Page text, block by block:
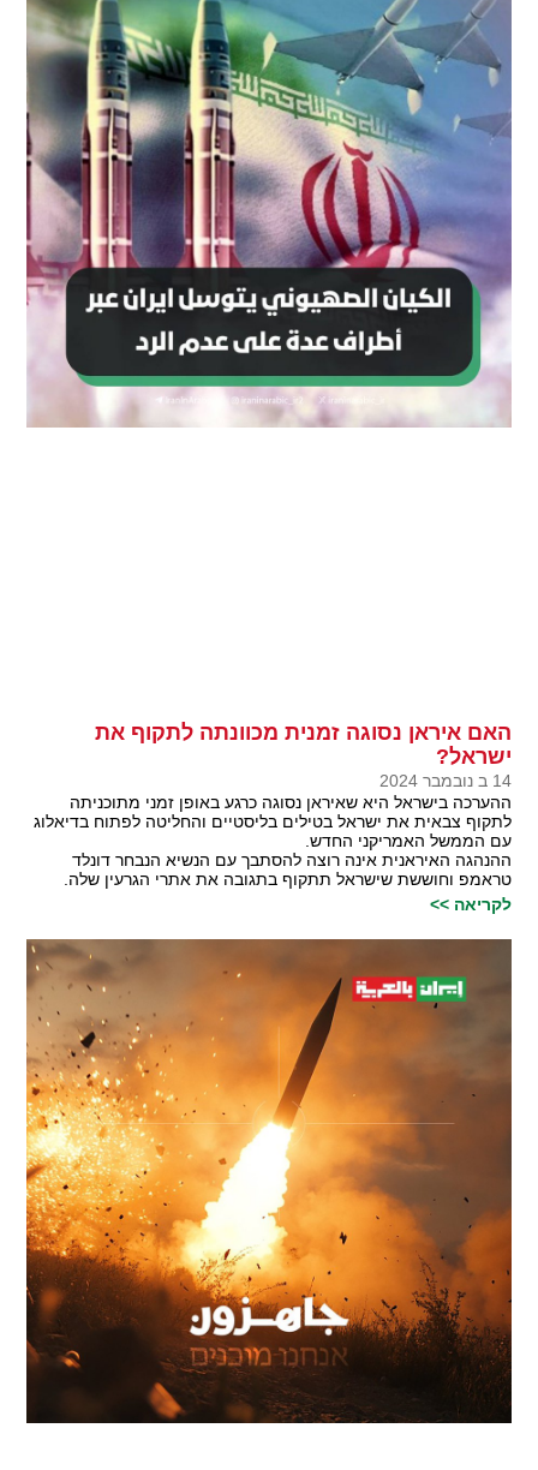
האם איראן נסוגה זמנית מכוונתה לתקוף את
ישראל?
14 ב נובמבר 2024
ההערכה בישראל היא שאיראן נסוגה כרגע באופן זמני מתוכניתה
לתקוף צבאית את ישראל בטילים בליסטיים והחליטה לפתוח בדיאלוג
עם הממשל האמריקני החדש.
ההנהגה האיראנית אינה רוצה להסתבך עם הנשיא הנבחר דונלד
טראמפ וחוששת שישראל תתקוף בתגובה את אתרי הגרעין שלה.
לקריאה >>